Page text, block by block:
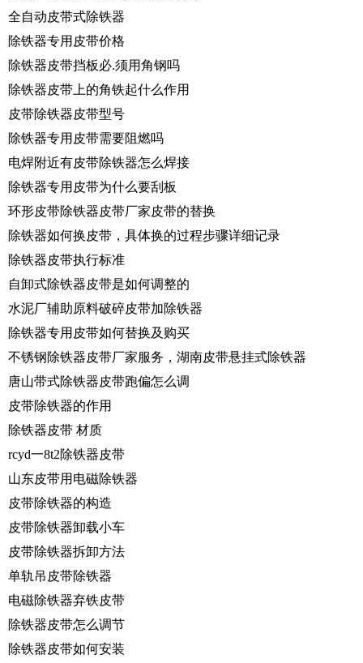
全自动皮带式除铁器
除铁器专用皮带价格
除铁器皮带挡板必.须用角钢吗
除铁器皮带上的角铁起什么作用
皮带除铁器皮带型号
除铁器专用皮带需要阻燃吗
电焊附近有皮带除铁器怎么焊接
除铁器专用皮带为什么要刮板
环形皮带除铁器皮带厂家皮带的替换
除铁器如何换皮带，具体换的过程步骤详细记录
除铁器皮带执行标准
自卸式除铁器皮带是如何调整的
水泥厂辅助原料破碎皮带加除铁器
除铁器专用皮带如何替换及购买
不锈钢除铁器皮带厂家服务，湖南皮带悬挂式除铁器
唐山带式除铁器皮带跑偏怎么调
皮带除铁器的作用
除铁器皮带 材质
rcyd一8t2除铁器皮带
山东皮带用电磁除铁器
皮带除铁器的构造
皮带除铁器卸载小车
皮带除铁器拆卸方法
单轨吊皮带除铁器
电磁除铁器弃铁皮带
除铁器皮带怎么调节
除铁器皮带如何安装